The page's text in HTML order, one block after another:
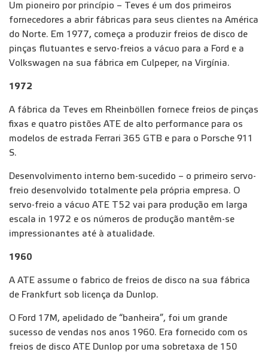
Um pioneiro por princípio – Teves é um dos primeiros
fornecedores a abrir fábricas para seus clientes na América
do Norte. Em 1977, começa a produzir freios de disco de
pinças flutuantes e servo-freios a vácuo para a Ford e a
Volkswagen na sua fábrica em Culpeper, na Virgínia.
1972
A fábrica da Teves em Rheinböllen fornece freios de pinças
fixas e quatro pistões ATE de alto performance para os
modelos de estrada Ferrari 365 GTB e para o Porsche 911
S.
Desenvolvimento interno bem-sucedido – o primeiro servo-
freio desenvolvido totalmente pela própria empresa. O
servo-freio a vácuo ATE T52 vai para produção em larga
escala in 1972 e os números de produção mantêm-se
impressionantes até à atualidade.
1960
A ATE assume o fabrico de freios de disco na sua fábrica
de Frankfurt sob licença da Dunlop.
O Ford 17M, apelidado de “banheira”, foi um grande
sucesso de vendas nos anos 1960. Era fornecido com os
freios de disco ATE Dunlop por uma sobretaxa de 150